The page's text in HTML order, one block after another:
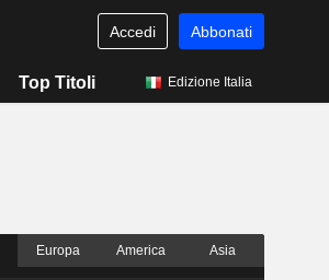
Accedi Abbonati
Top Titoli Edizione Italia
Europa America Asia